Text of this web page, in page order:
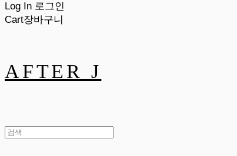
Log In 로그인
Cart장바구니
AFTER J